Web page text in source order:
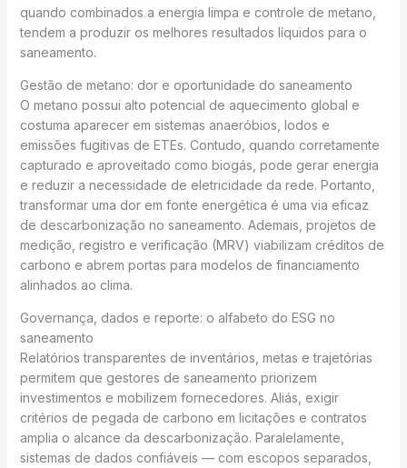
quando combinados a energia limpa e controle de metano,
tendem a produzir os melhores resultados líquidos para o
saneamento.
Gestão de metano: dor e oportunidade do saneamento
O metano possui alto potencial de aquecimento global e
costuma aparecer em sistemas anaeróbios, lodos e
emissões fugitivas de ETEs. Contudo, quando corretamente
capturado e aproveitado como biogás, pode gerar energia
e reduzir a necessidade de eletricidade da rede. Portanto,
transformar uma dor em fonte energética é uma via eficaz
de descarbonização no saneamento. Ademais, projetos de
medição, registro e verificação (MRV) viabilizam créditos de
carbono e abrem portas para modelos de financiamento
alinhados ao clima.
Governança, dados e reporte: o alfabeto do ESG no
saneamento
Relatórios transparentes de inventários, metas e trajetórias
permitem que gestores de saneamento priorizem
investimentos e mobilizem fornecedores. Aliás, exigir
critérios de pegada de carbono em licitações e contratos
amplia o alcance da descarbonização. Paralelamente,
sistemas de dados confiáveis — com escopos separados,